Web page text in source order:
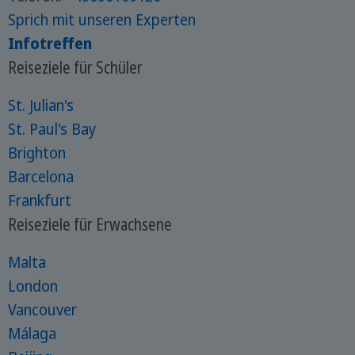
Sprich mit unseren Experten
Infotreffen
Reiseziele für Schüler
St. Julian's
St. Paul's Bay
Brighton
Barcelona
Frankfurt
Reiseziele für Erwachsene
Malta
London
Vancouver
Málaga